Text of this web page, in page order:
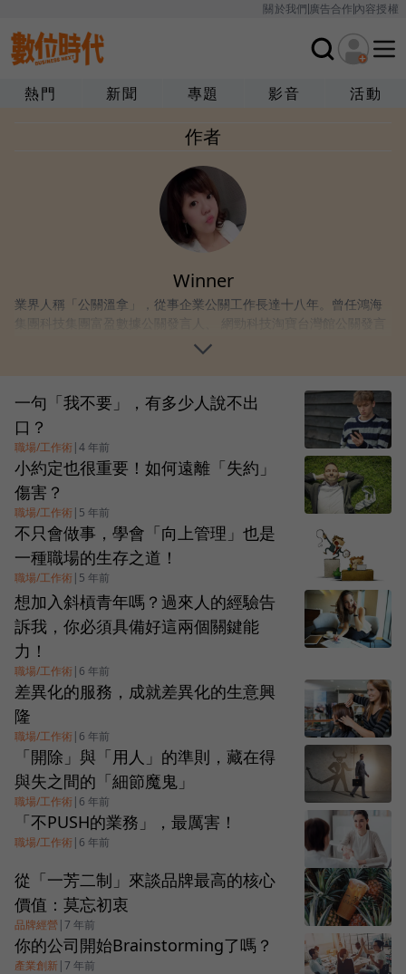
關於我們廣告合作內容授權
熱門 新聞 專題 影音 活動
作者
Winner
業界人稱「公關溫拿」，從事企業公關工作長達十八年。曾任鴻海
集團科技集團富盈數據公關發言人、 網勁科技淘寶台灣館公關發言
人、瘋狂賣客、時間軸科技等品牌公關發言人；同時於台灣青年創
藝人等跨產業媒體公關策略顧問。
一句「我不要」，有多少人說不出
口？
職場/工作術 |4 年前
小約定也很重要！如何遠離「失約」
傷害？
職場/工作術 | 5 年前
不只會做事，學會「向上管理」也是
一種職場的生存之道！
職場/工作術 | 5 年前
想加入斜槓青年嗎？過來人的經驗告
訴我，你必須具備好這兩個關鍵能
力！
職場/工作術 | 6 年前
差異化的服務，成就差異化的生意興
隆
職場/工作術 | 6 年前
「開除」與「用人」的準則，藏在得
與失之間的「細節魔鬼」
職場/工作術 | 6 年前
「不PUSH的業務」，最厲害！
職場/工作術 | 6 年前
從「一芳二制」來談品牌最高的核心
價值：莫忘初衷
品牌經營|7 年前
你的公司開始Brainstorming了嗎？
產業創新 |7 年前